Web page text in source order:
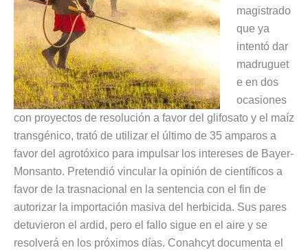
magistrado
que ya
intentó dar
madruguet
e en dos
ocasiones
con proyectos de resolución a favor del glifosato y el maíz
transgénico, trató de utilizar el último de 35 amparos a
favor del agrotóxico para impulsar los intereses de Bayer-
Monsanto. Pretendió vincular la opinión de científicos a
favor de la trasnacional en la sentencia con el fin de
autorizar la importación masiva del herbicida. Sus pares
detuvieron el ardid, pero el fallo sigue en el aire y se
resolverá en los próximos días. Conahcyt documenta el